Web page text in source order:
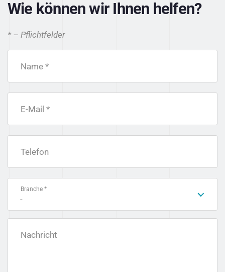
Wie können wir Ihnen helfen?
* – Pflichtfelder
Name *
E-Mail *
Telefon
Branche *
-
Nachricht